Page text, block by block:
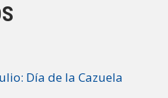
Día de la Cazuela